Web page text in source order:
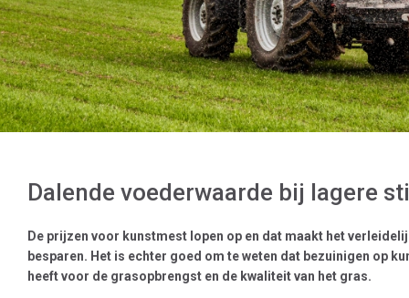
Dalende voederwaarde bij lagere
De prijzen voor kunstmest lopen op en dat maakt het
besparen. Het is echter goed om te weten dat bezuinigen op
heeft voor de grasopbrengst en de kwaliteit van het gras.